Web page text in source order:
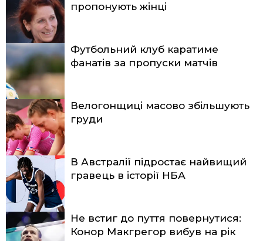
пропонують жінці
Футбольний клуб каратиме
фанатів за пропуски матчів
Велогонщиці масово збільшують
груди
В Австралії підростає найвищий
гравець в історії НБА
Не встиг до пуття повернутися:
Конор Макгрегор вибув на рік